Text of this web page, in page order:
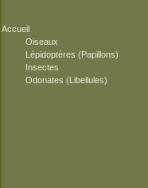
Accueil
Oiseaux
Lépidoptères (Papillons)
Insectes
Odonates (Libellules)